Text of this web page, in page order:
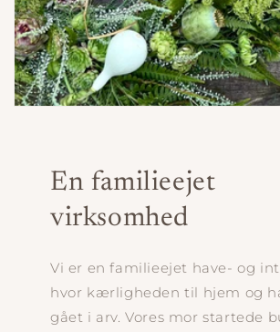
En familieejet
virksomhed
Vi er en familieejet have- og
hvor kærligheden til hjem og
gået i arv. Vores mor startede